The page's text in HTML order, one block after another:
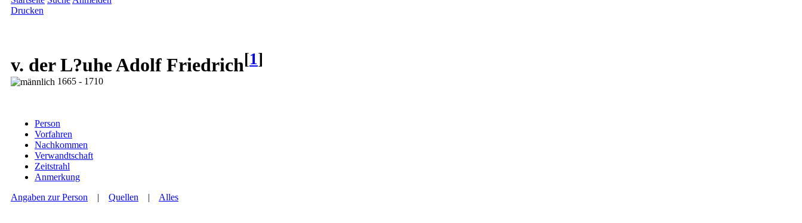
Drucken
v. der L?uhe Adolf Friedrich[1]
1665 - 1710
Person
Vorfahren
Nachkommen
Verwandtschaft
Zeitstrahl
Anmerkung
Angaben zur Person | Quellen | Alles